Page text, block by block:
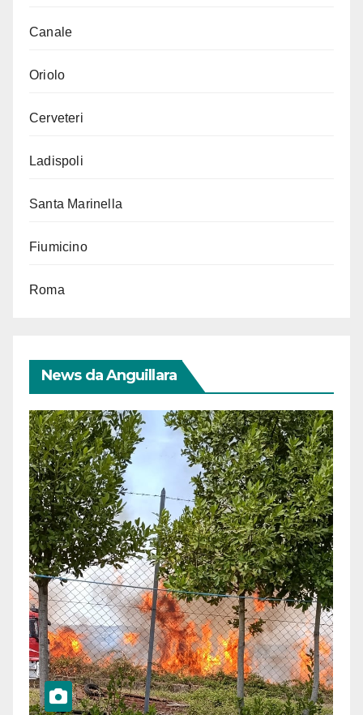
Canale
Oriolo
Cerveteri
Ladispoli
Santa Marinella
Fiumicino
Roma
News da Anguillara